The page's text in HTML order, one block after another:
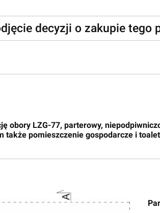
decyzji o zakupie tego
obory LZG-77, parterowy,
także pomieszczenie gospodarcze i